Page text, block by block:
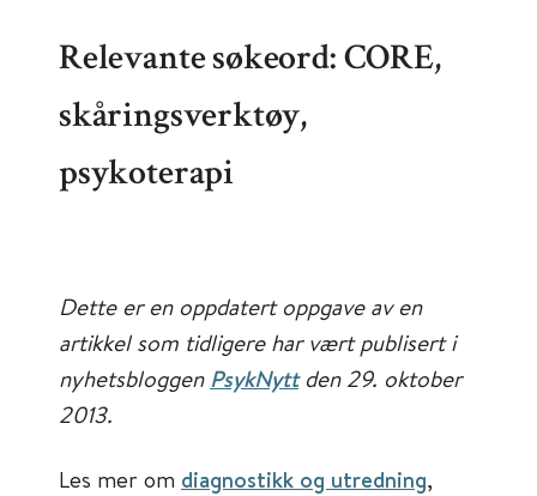
Relevante søkeord: CORE,
skåringsverktøy,
psykoterapi
Dette er en oppdatert oppgave av en
artikkel som tidligere har vært publisert i
nyhetsbloggen PsykNyttden 29. oktober
2013.
Les mer om diagnostikk og utredning,